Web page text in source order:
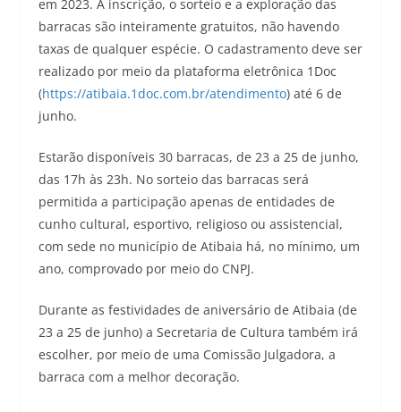
em 2023. A inscrição, o sorteio e a exploração das
barracas são inteiramente gratuitos, não havendo
taxas de qualquer espécie. O cadastramento deve ser
realizado por meio da plataforma eletrônica 1Doc
(https://atibaia.1doc.com.br/atendimento) até 6 de
junho.
Estarão disponíveis 30 barracas, de 23 a 25 de junho,
das 17h às 23h. No sorteio das barracas será
permitida a participação apenas de entidades de
cunho cultural, esportivo, religioso ou assistencial,
com sede no município de Atibaia há, no mínimo, um
ano, comprovado por meio do CNPJ.
Durante as festividades de aniversário de Atibaia (de
23 a 25 de junho) a Secretaria de Cultura também irá
escolher, por meio de uma Comissão Julgadora, a
barraca com a melhor decoração.